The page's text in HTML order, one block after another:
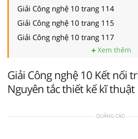
Giải Công nghệ 10 trang 114
Giải Công nghệ 10 trang 115
Giải Công nghệ 10 trang 117
Xem thêm
Giải Công nghệ 10 Kết nối
Nguyên tắc thiết kế kĩ thuật
QUẢNG CÁO